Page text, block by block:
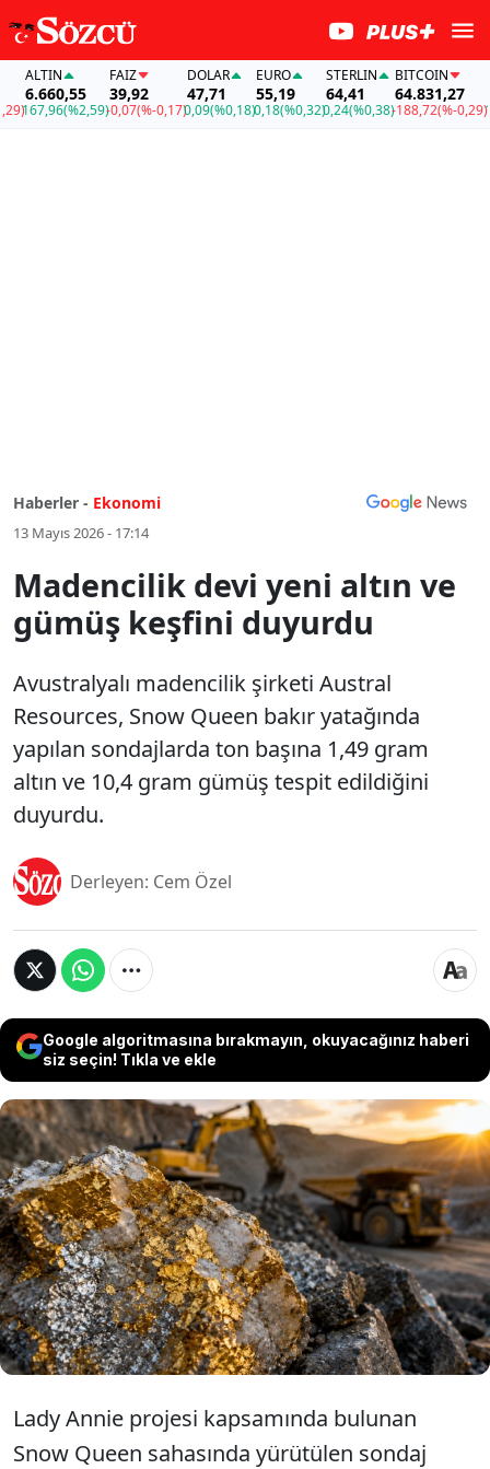
ALTIN
6.660,55
167,96(%2,59)
FAİZ
39,92
-0,07(%-0,17)
DOLAR
47,71
0,09(%0,18)
EURO
55,19
0,18(%0,32)
STERLIN
64,41
0,24(%0,38)
BITCOIN
64.831,27
-188,72(%-0,29)
Haberler - Ekonomi
13 Mayıs 2026 - 17:14
Madencilik devi yeni altın ve
gümüş keşfini duyurdu
Avustralyalı madencilik şirketi Austral
Resources, Snow Queen bakır yatağında
yapılan sondajlarda ton başına 1,49 gram
altın ve 10,4 gram gümüş tespit edildiğini
duyurdu.
Derleyen: Cem Özel
Google algoritmasına bırakmayın, okuyacağınız haberi
siz seçin! Tıkla ve ekle
Avustralyalı madencilik şirketi Austral
Resources, Snow Queen bakır yatağında
yapılan sondajlarda ton başına 1,49 gram
altın ve 10,4 gram gümüş tespit edildiğini
duyurdu.
Lady Annie projesi kapsamında bulunan
Snow Queen sahasında yürütülen sondaj